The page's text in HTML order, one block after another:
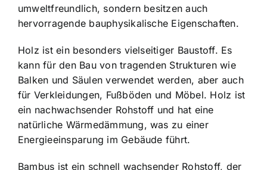
umweltfreundlich, sondern besitzen auch
hervorragende bauphysikalische Eigenschaften.
Holz ist ein besonders vielseitiger Baustoff. Es
kann für den Bau von tragenden Strukturen wie
Balken und Säulen verwendet werden, aber auch
für Verkleidungen, Fußböden und Möbel. Holz ist
ein nachwachsender Rohstoff und hat eine
natürliche Wärmedämmung, was zu einer
Energieeinsparung im Gebäude führt.
Bambus ist ein schnell wachsender Rohstoff, der